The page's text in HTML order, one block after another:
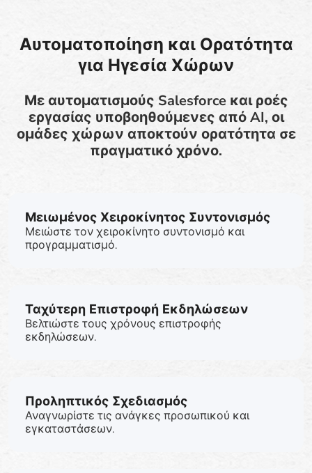
Αυτοματοποίηση και Ορατότητα
για Ηγεσία Χώρων
Με αυτοματισμούς Salesforce και ροές
εργασίας υποβοηθούμενες από AI, οι
ομάδες χώρων αποκτούν ορατότητα σε
πραγματικό χρόνο.
Μειωμένος Χειροκίνητος Συντονισμός
Μειώστε τον χειροκίνητο συντονισμό και
προγραμματισμό.
Ταχύτερη Επιστροφή Εκδηλώσεων
Βελτιώστε τους χρόνους επιστροφής
εκδηλώσεων.
Προληπτικός Σχεδιασμός
Αναγνωρίστε τις ανάγκες προσωπικού και
εγκαταστάσεων.